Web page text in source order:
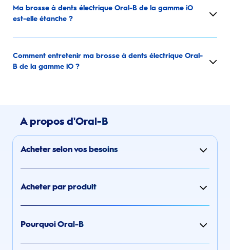
Ma brosse à dents électrique Oral-B de la gamme iO
est-elle étanche ?
Comment entretenir ma brosse à dents électrique Oral-
B de la gamme iO ?
A propos d'Oral-B
Acheter selon vos besoins
Acheter par produit
Pourquoi Oral-B